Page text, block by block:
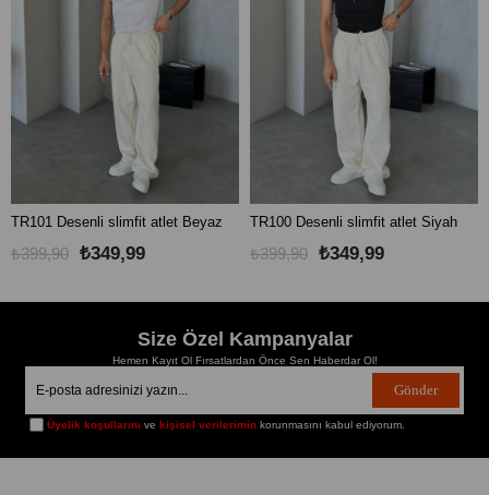
TR101 Desenli slimfit atlet Beyaz
₺349,99
₺399,90
TR100 Desenli slimfit atlet Siyah
₺349,99
₺399,90
Size Özel Kampanyalar
Hemen Kayıt Ol Fırsatlardan Önce Sen Haberdar Ol!
Gönder
Üyelik koşullarını ve kişisel verilerimin korunmasını kabul ediyorum.